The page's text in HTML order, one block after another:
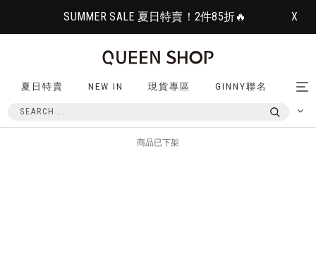
SUMMER SALE 夏日特賣！2件85折🔥 X
夏日特賣 NEW IN 現貨專區 GINNY聯名
商品已下架